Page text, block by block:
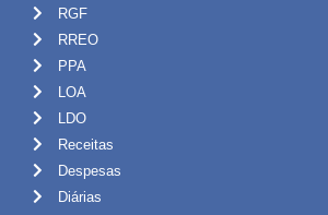
RGF
RREO
PPA
LOA
LDO
Receitas
Despesas
Diárias